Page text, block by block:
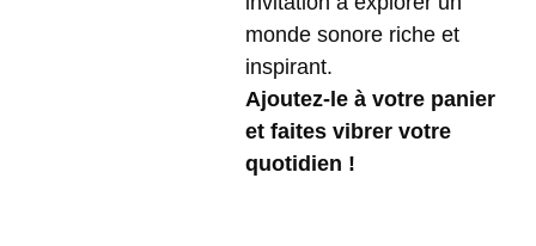
monde sonore riche et
inspirant.
Ajoutez-le à votre panier
et faites vibrer votre
quotidien !